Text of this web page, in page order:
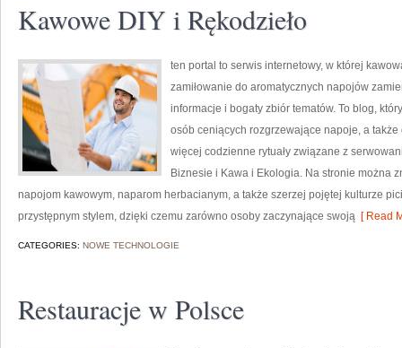
Kawowe DIY i Rękodzieło
ten portal to serwis internetowy, w której
zamiłowanie do aromatycznych napojów
informacje i bogaty zbiór tematów. To blog,
osób ceniących rozgrzewające napoje, a
więcej codzienne rytuały związane z
Biznesie i Kawa i Ekologia. Na stronie można
napojom kawowym, naparom herbacianym, a także szerzej pojętej kulturze
przystępnym stylem, dzięki czemu zarówno osoby zaczynające swoją [ Read
CATEGORIES: NOWE TECHNOLOGIE
Restauracje w Polsce